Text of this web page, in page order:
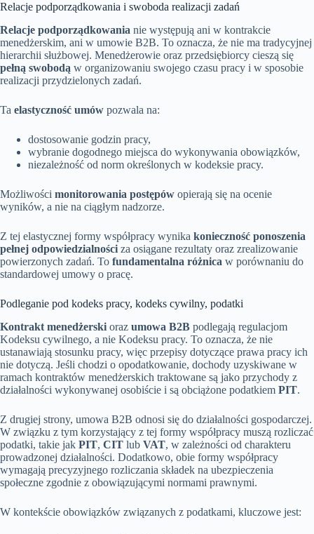
Relacje podporządkowania i swoboda realizacji zadań
Relacje podporządkowania nie występują ani w kontrakcie
menedżerskim, ani w umowie B2B. To oznacza, że nie ma tradycyjnej
hierarchii służbowej. Menedżerowie oraz przedsiębiorcy cieszą się
pełną swobodą w organizowaniu swojego czasu pracy i w sposobie
realizacji przydzielonych zadań.
Ta elastyczność umów pozwala na:
dostosowanie godzin pracy,
wybranie dogodnego miejsca do wykonywania obowiązków,
niezależność od norm określonych w kodeksie pracy.
Możliwości monitorowania postępów opierają się na ocenie
wyników, a nie na ciągłym nadzorze.
Z tej elastycznej formy współpracy wynika konieczność ponoszenia
pełnej odpowiedzialności za osiągane rezultaty oraz zrealizowanie
powierzonych zadań. To fundamentalna różnica w porównaniu do
standardowej umowy o pracę.
Podleganie pod kodeks pracy, kodeks cywilny, podatki
Kontrakt menedżerski oraz umowa B2B podlegają regulacjom
Kodeksu cywilnego, a nie Kodeksu pracy. To oznacza, że nie
ustanawiają stosunku pracy, więc przepisy dotyczące prawa pracy ich
nie dotyczą. Jeśli chodzi o opodatkowanie, dochody uzyskiwane w
ramach kontraktów menedżerskich traktowane są jako przychody z
działalności wykonywanej osobiście i są obciążone podatkiem PIT.
Z drugiej strony, umowa B2B odnosi się do działalności gospodarczej.
W związku z tym korzystający z tej formy współpracy muszą rozliczać
podatki, takie jak PIT, CIT lub VAT, w zależności od charakteru
prowadzonej działalności. Dodatkowo, obie formy współpracy
wymagają precyzyjnego rozliczania składek na ubezpieczenia
społeczne zgodnie z obowiązującymi normami prawnymi.
W kontekście obowiązków związanych z podatkami, kluczowe jest: